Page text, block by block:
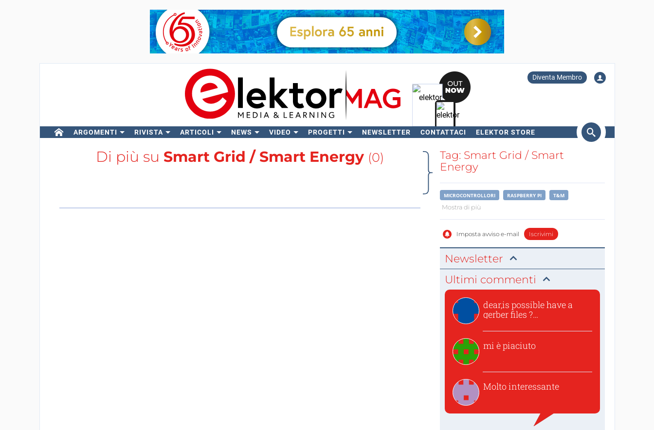
Diventa Membro
ARGOMENTI RIVISTA ARTICOLI NEWS VIDEO PROGETTI NEWSLETTER CONTATTACI ELEKTOR STORE
Cerca
Di più su Smart Grid / Smart Energy (0)
Tag: Smart Grid / Smart
Energy
MICROCONTROLLORI RASPBERRY PI T&M
Mostra di più
Imposta avviso e-mail Iscrivimi
Newsletter
Ultimi commenti
dear,is possible have a
gerber files ?
mi è piaciuto
Molto interessante